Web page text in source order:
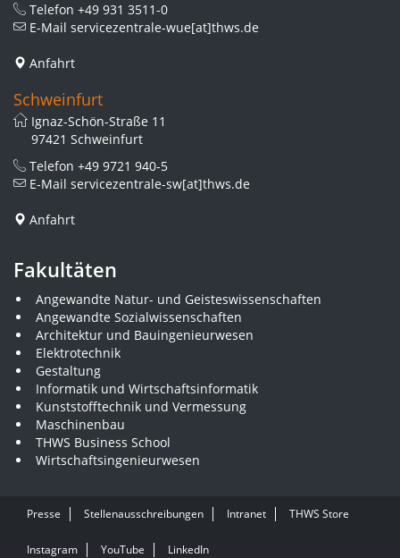
Telefon +49 931 3511-0
E-Mail servicezentrale-wue[at]thws.de
Anfahrt
Schweinfurt
Ignaz-Schön-Straße 11
97421 Schweinfurt
Telefon +49 9721 940-5
E-Mail servicezentrale-sw[at]thws.de
Anfahrt
Fakultäten
Angewandte Natur- und Geisteswissenschaften
Angewandte Sozialwissenschaften
Architektur und Bauingenieurwesen
Elektrotechnik
Gestaltung
Informatik und Wirtschaftsinformatik
Kunststofftechnik und Vermessung
Maschinenbau
THWS Business School
Wirtschaftsingenieurwesen
Presse Stellenausschreibungen Intranet THWS Store
Instagram YouTube LinkedIn